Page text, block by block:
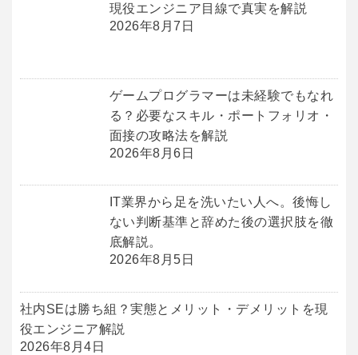
現役エンジニア目線で真実を解説
2026年8月7日
ゲームプログラマーは未経験でもなれ
る？必要なスキル・ポートフォリオ・
面接の攻略法を解説
2026年8月6日
IT業界から足を洗いたい人へ。後悔し
ない判断基準と辞めた後の選択肢を徹
底解説。
2026年8月5日
社内SEは勝ち組？実態とメリット・デメリットを現
役エンジニア解説
2026年8月4日